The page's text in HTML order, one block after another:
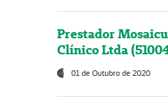
Prestador
Clínico Ltda
01 de Outubro de 2020